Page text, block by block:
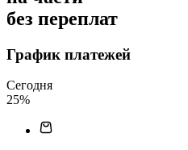
без переплат
График платежей
Сегодня
25%